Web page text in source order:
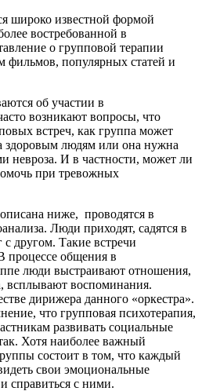
широко известной формой
востребованной в
о групповой терапии
фильмов, популярных статей и
об участии в
возникают вопросы, что
встреч, как группа может
здоровым людям или она нужна
невроза. И в частности, может ли
при тревожных
ниже, проводятся в
Люди приходят, садятся в
с другом. Такие встречи
процессе общения в
люди выстраивают отношения,
всплывают воспоминания.
дирижера данного «оркестра».
что групповая психотерапия,
развивать социальные
Хотя наиболее важный
состоит в том, что каждый
свои эмоциональные
справиться с ними.